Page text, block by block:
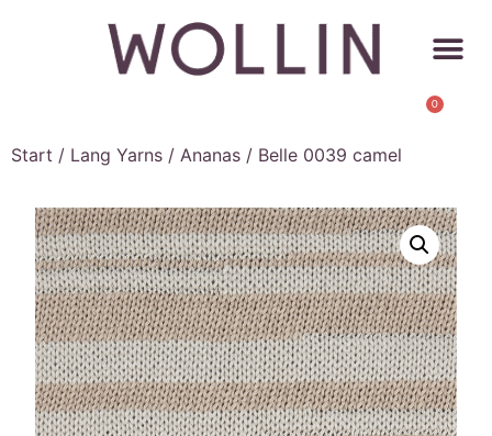
0
Start / Lang Yarns / Ananas / Belle 0039 camel